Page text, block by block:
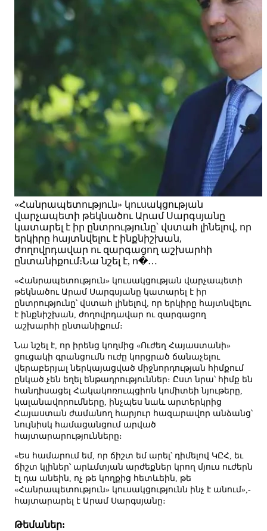
«Հանրապետություն» կուսակցության
վարչապետի թեկնածու Արամ Սարգսյանը
կատարել է իր ընտրությունը՝ վստահ լինելով, որ
երկիրը հայտնվելու է ինքնիշխան,
ժողովրդավար ու զարգացող աշխարհի
ընտանիքում։Նա նշել է, ո�…
«Հանրապետություն» կուսակցության վարչապետի
թեկնածու Արամ Սարգսյանը կատարել է իր
ընտրությունը՝ վստահ լինելով, որ երկիրը հայտնվելու
է ինքնիշխան, ժողովրդավար ու զարգացող
աշխարհի ընտանիքում։
Նա նշել է, որ իրենց կողմից «Ուժեղ Հայաստանի»
ցուցակի գրանցումն ուժը կորցրած ճանաչելու
վերաբերյալ ներկայացված միջնորդության հիմքում
ընկած չեն եղել ենթադրություններ։ Ըստ նրա՝ հիմք են
հանդիսացել Հակակոռուպցիոն կոմիտեի նյութերը,
կալանավորումները, ինչպես նաև արտերկրից
Հայաստան ժամանող հարյուր հազարավոր անձանց՝
նույնիսկ համացանցում արված
հայտարարությունները։
«Ես համարում եմ, որ ճիշտ եմ արել՝ դիմելով ԿԸՀ, եւ
ճիշտ կլիներ՝ արևմտյան արժեքներ կրող մյուս ուժերն
էլ դա անեին, ոչ թե կողքից հետևեին, թե
«Հանրապետություն» կուսակցությունն ինչ է անում»,-
հայտարարել է Արամ Սարգսյանը։
Թեմաներ: